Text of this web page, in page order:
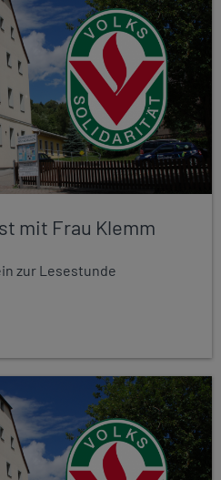
mit Frau Klemm
zur Lesestunde